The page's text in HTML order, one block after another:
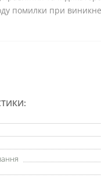
помилки при